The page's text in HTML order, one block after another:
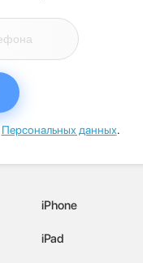
Персональных данных.
iPhone
iPad